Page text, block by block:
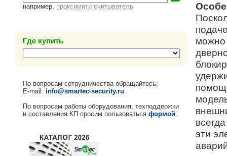
например, проксимити считыватель
Где купить
По вопросам сотрудничества обращайтесь:
E-mail: info@smartec-security.ru
По вопросам работы оборудования, техподдержки
и составления КП просим пользоваться формой
можно
эти